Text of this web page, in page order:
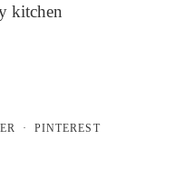
kitchen
PINTEREST